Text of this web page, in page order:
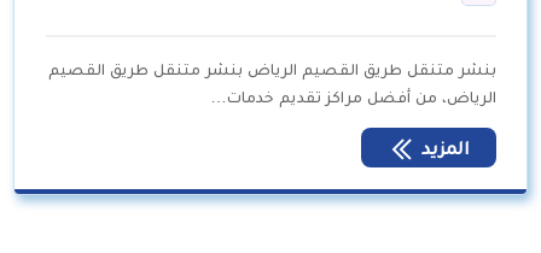
بنشر متنقل طريق القصيم الرياض بنشر متنقل طريق القصيم
الرياض، من أفضل مراكز تقديم خدمات…
المزيد